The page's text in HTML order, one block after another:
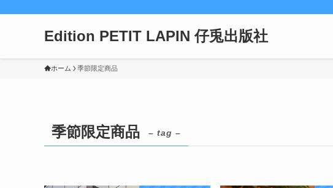
Edition PETIT LAPIN 仔兎出版社
ホーム 季節限定商品
季節限定商品 – tag –